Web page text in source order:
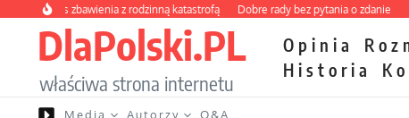
Przejdź do treści
kurs zbawienia z rodzinną katastrofą Dobre rady bez pytania o zdanie
DlaPolski.PL
właściwa strona internetu
Opinia
Historia
Media Autorzy Q&A